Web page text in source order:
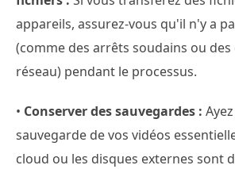
appareils, assurez-vous qu'il n'y a
(comme des arrêts soudains ou
réseau) pendant le processus.
• Conserver des sauvegardes :
sauvegarde de vos vidéos
cloud ou les disques externes sont